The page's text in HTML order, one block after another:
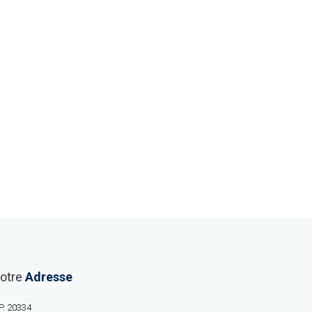
Adresse
20334